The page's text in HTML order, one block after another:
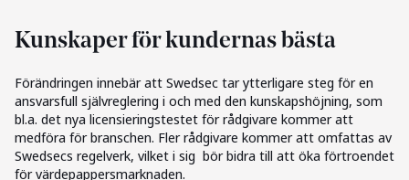
Kunskaper för kundernas bästa
Förändringen innebär att Swedsec tar ytterligare steg för en
ansvarsfull självreglering i och med den kunskapshöjning, som
bl.a. det nya licensieringstestet för rådgivare kommer att
medföra för branschen. Fler rådgivare kommer att omfattas av
Swedsecs regelverk, vilket i sig bör bidra till att öka förtroendet
för värdepappersmarknaden.